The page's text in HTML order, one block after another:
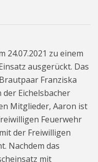
24.07.2021 zu einem
ausgerückt. Das
Franziska
Eichelsbacher
Mitglieder, Aaron ist
Feuerwehr
der Freiwilligen
Nachdem das
mit